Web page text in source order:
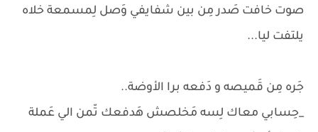
صوت خافت صَدر مِن بين شفايفي وَصل لِمسمعة خلاه
يلتفت ليا...
جَره مِن قَميصه و دَفعه برا الأوضة..
_حِسابي معاك لِسه مَخلصش هَدفعك تّمن الي عَملة